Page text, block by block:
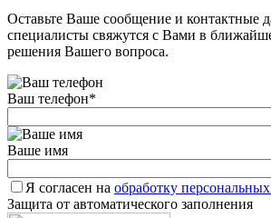
Оставьте Ваше сообщение и контактные
специалисты свяжутся с Вами в
решения Вашего вопроса.
Ваш телефон*
Ваше имя
Я согласен на обработку
Защита от автоматического заполнения